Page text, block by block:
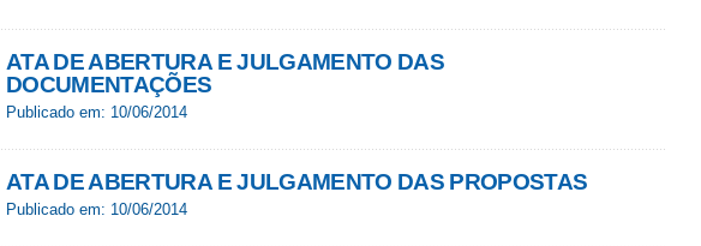
ATA DE ABERTURA E JULGAMENTO DAS
DOCUMENTAÇÕES
Publicado em: 10/06/2014
ATA DE ABERTURA E JULGAMENTO DAS PROPOSTAS
Publicado em: 10/06/2014